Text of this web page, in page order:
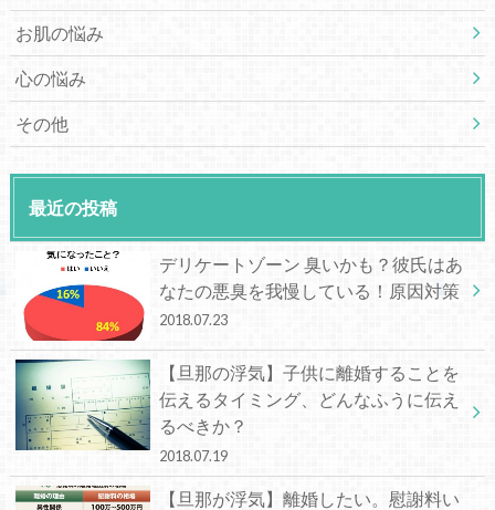
お肌の悩み
心の悩み
その他
最近の投稿
デリケートゾーン 臭いかも？彼氏はあ
なたの悪臭を我慢している！原因対策
2018.07.23
【旦那の浮気】子供に離婚することを
伝えるタイミング、どんなふうに伝え
るべきか？
2018.07.19
【旦那が浮気】離婚したい。慰謝料い